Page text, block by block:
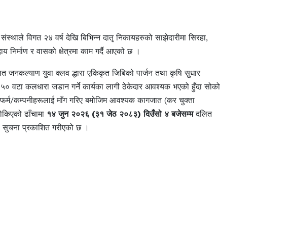
विगत २४ वर्ष देखि बिभिन्न दातृ निकायहरुको साझेदारीमा सिरहा,
निर्माण र वासको क्षेत्रमा काम गर्दै आएको छ ।
जनकल्याण युवा क्लव द्धारा एकिकृत जिबिको पार्जन तथा कृषि सुधार
वटा कलधारा जडान गर्ने कार्यका लागी ठेकेदार आवश्यक भएको हुँदा सोको
कम्पनीहरूलाई माँग गरिए बमोजिम आवश्यक कागजात (कर चुक्ता
ढाँचामा १४ जुन २०२६ (३१ जेठ २०८३) दिउँसो ४ बजेसम्मदलित
सुचना प्रकाशित गरीएको छ ।